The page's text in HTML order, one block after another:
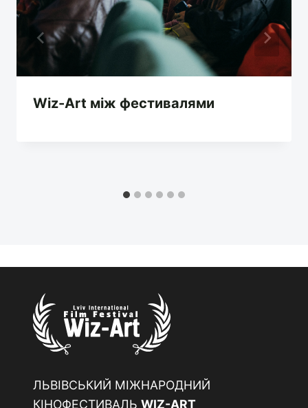
Wiz-Art між фестивалями
ЛЬВІВСЬКИЙ МІЖНАРОДНИЙ
КІНОФЕСТИВАЛЬ WIZ-ART